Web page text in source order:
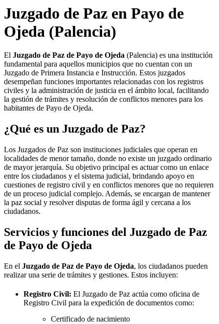
Juzgado de Paz en Payo de
Ojeda (Palencia)
El Juzgado de Paz de Payo de Ojeda (Palencia) es una institución
fundamental para aquellos municipios que no cuentan con un
Juzgado de Primera Instancia e Instrucción. Estos juzgados
desempeñan funciones importantes relacionadas con los registros
civiles y la administración de justicia en el ámbito local, facilitando
la gestión de trámites y resolución de conflictos menores para los
habitantes de Payo de Ojeda.
¿Qué es un Juzgado de Paz?
Los Juzgados de Paz son instituciones judiciales que operan en
localidades de menor tamaño, donde no existe un juzgado ordinario
de mayor jerarquía. Su objetivo principal es actuar como un enlace
entre los ciudadanos y el sistema judicial, brindando apoyo en
cuestiones de registro civil y en conflictos menores que no requieren
de un proceso judicial complejo. Además, se encargan de mantener
la paz social y resolver disputas de forma ágil y cercana a los
ciudadanos.
Servicios y funciones del Juzgado de Paz
de Payo de Ojeda
En el Juzgado de Paz de Payo de Ojeda, los ciudadanos pueden
realizar una serie de trámites y gestiones. Estos incluyen:
Registro Civil: El Juzgado de Paz actúa como oficina de
Registro Civil para la expedición de documentos como:
Certificado de nacimiento